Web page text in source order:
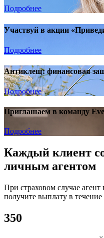
Подробнее
Участвуй в акции
Подробнее
Антиклещ: финансовая
Подробнее
Приглашаем в команду
Подробнее
Каждый клиент
личным агентом
При страховом случае
получите выплату в
350